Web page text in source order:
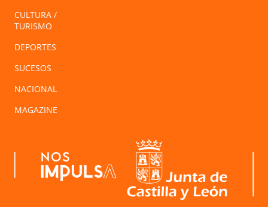
CULTURA /
TURISMO
DEPORTES
SUCESOS
NACIONAL
MAGAZINE